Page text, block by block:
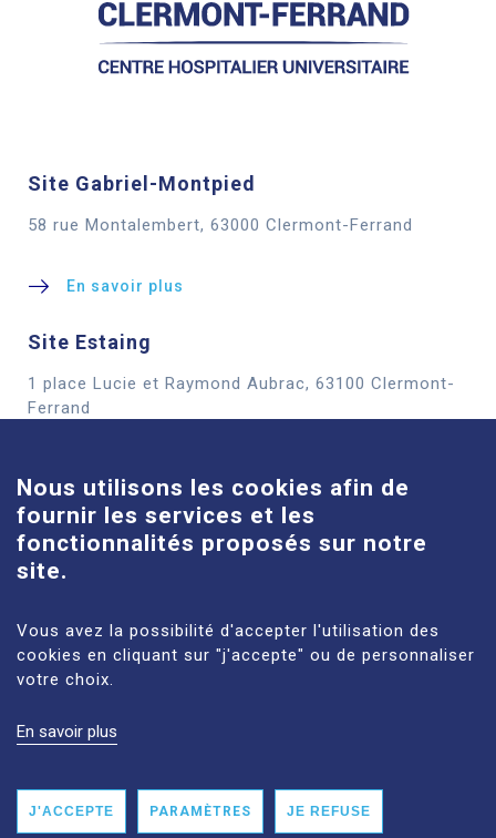
Site Gabriel-Montpied
58 rue Montalembert, 63000 Clermont-Ferrand
En savoir plus
Site Estaing
1 place Lucie et Raymond Aubrac, 63100 Clermont-
Ferrand
Site Louise-Michel
61 route de Châteaugay, 63118 Cébazat
En savoir plus
MENTIONS LÉGALES
ACCESSIBILITÉ : NON CONFORME
Nous utilisons les cookies afin de
fournir les services et les
fonctionnalités proposés sur notre
site.
Vous avez la possibilité d'accepter l'utilisation des
cookies en cliquant sur "j'accepte" ou de personnaliser
votre choix.
En savoir plus
J'ACCEPTE PARAMÈTRES JE REFUSE